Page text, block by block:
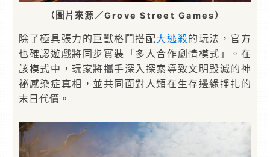
（圖片來源／Grove Street Games）
除了極具張力的巨獸格鬥搭配大逃殺的玩法，官方
也確認遊戲將同步實裝「多人合作劇情模式」。在
該模式中，玩家將攜手深入探索導致文明毀滅的神
祕感染症真相，並共同面對人類在生存邊緣掙扎的
末日代價。